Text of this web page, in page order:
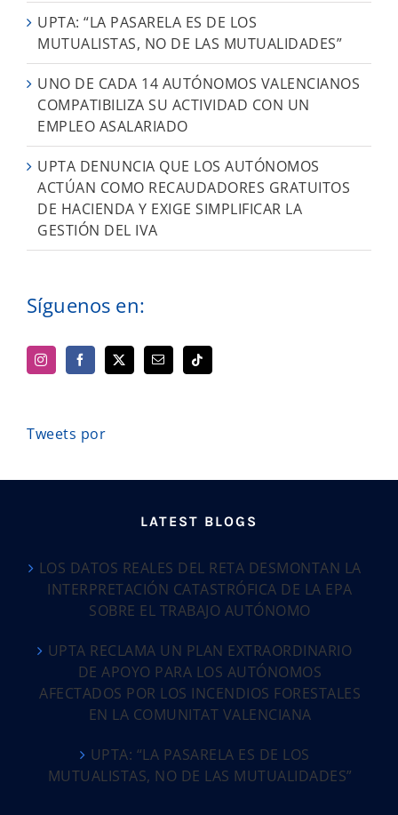
UPTA: “LA PASARELA ES DE LOS
MUTUALISTAS, NO DE LAS MUTUALIDADES”
UNO DE CADA 14 AUTÓNOMOS VALENCIANOS
COMPATIBILIZA SU ACTIVIDAD CON UN
EMPLEO ASALARIADO
UPTA DENUNCIA QUE LOS AUTÓNOMOS
ACTÚAN COMO RECAUDADORES GRATUITOS
DE HACIENDA Y EXIGE SIMPLIFICAR LA
GESTIÓN DEL IVA
Síguenos en:
Tweets por
LATEST BLOGS
LOS DATOS REALES DEL RETA DESMONTAN LA
INTERPRETACIÓN CATASTRÓFICA DE LA EPA
SOBRE EL TRABAJO AUTÓNOMO
UPTA RECLAMA UN PLAN EXTRAORDINARIO
DE APOYO PARA LOS AUTÓNOMOS
AFECTADOS POR LOS INCENDIOS FORESTALES
EN LA COMUNITAT VALENCIANA
UPTA: “LA PASARELA ES DE LOS
MUTUALISTAS, NO DE LAS MUTUALIDADES”